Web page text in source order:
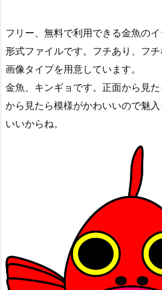
フリー、無料で利用できる金魚の
形式ファイルです。フチあり、フ
画像タイプを用意しています。
金魚、キンギョです。正面から見
から見たら模様がかわいいので魅
いいからね。